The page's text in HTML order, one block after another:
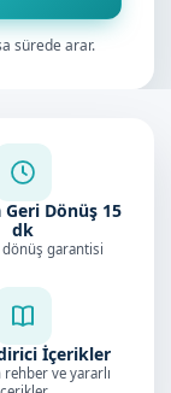
sürede arar.
Dönüş 15
dk
dönüş garantisi
İçerikler
ve yararlı